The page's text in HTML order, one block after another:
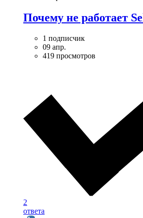
Почему не работает
1 подписчик
09 апр.
419 просмотров
2
ответа